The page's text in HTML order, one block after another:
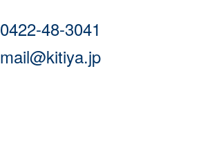
0422-48-3041
mail@kitiya.jp